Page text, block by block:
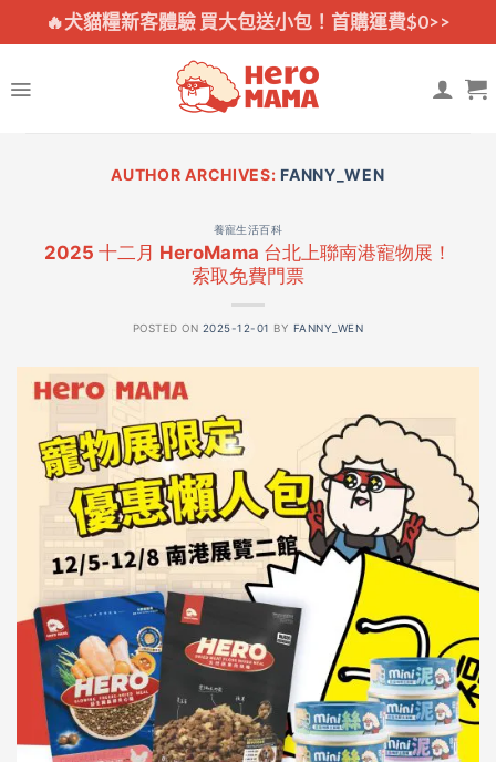
🔥犬貓糧新客體驗 買大包送小包！首購運費$0>>
AUTHOR ARCHIVES:FANNY_WEN
養寵生活百科
2025 十二月 HeroMama 台北上聯南港寵物展！
索取免費門票
POSTED ON 2025-12-01 BY FANNY_WEN